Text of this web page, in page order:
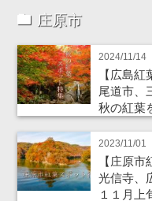
庄原市
2024/11/14
【広島
尾道市、
秋の紅葉
2023/11/01
【庄原
光信寺、
１１月上